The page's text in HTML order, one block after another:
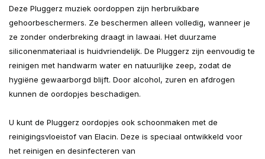
Deze Pluggerz muziek oordoppen zijn herbruikbare
gehoorbeschermers. Ze beschermen alleen volledig, wanneer je
ze zonder onderbreking draagt in lawaai. Het duurzame
siliconenmateriaal is huidvriendelijk. De Pluggerz zijn eenvoudig te
reinigen met handwarm water en natuurlijke zeep, zodat de
hygiëne gewaarborgd blijft. Door alcohol, zuren en afdrogen
kunnen de oordopjes beschadigen.
U kunt de Pluggerz oordopjes ook schoonmaken met de
reinigingsvloeistof van Elacin. Deze is speciaal ontwikkeld voor
het reinigen en desinfecteren van